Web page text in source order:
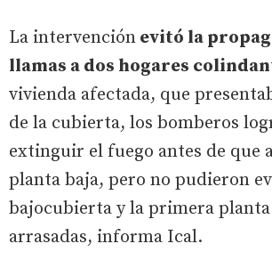
La intervención evitó la
llamas a dos hogares
vivienda afectada, que
de la cubierta, los bomberos
extinguir el fuego antes de que
planta baja, pero no pudieron
bajocubierta y la primera
arrasadas, informa Ical.